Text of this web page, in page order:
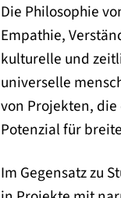
Die Philosophie
Empathie,
kulturelle und
universelle
von Projekten,
Potenzial für
Im Gegensatz zu